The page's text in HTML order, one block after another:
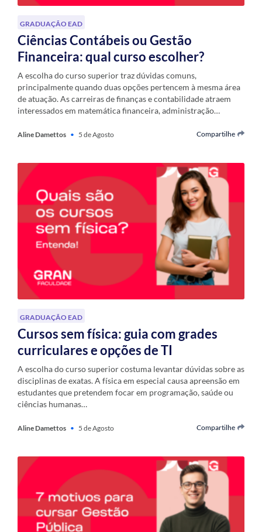
GRADUAÇÃO EAD
Ciências Contábeis ou Gestão
Financeira: qual curso escolher?
A escolha do curso superior traz dúvidas comuns,
principalmente quando duas opções pertencem à mesma área
de atuação. As carreiras de finanças e contabilidade atraem
interessados em matemática financeira, administração…
Aline Damettos • 5 de Agosto Compartilhe
GRADUAÇÃO EAD
Cursos sem física: guia com grades
curriculares e opções de TI
A escolha do curso superior costuma levantar dúvidas sobre as
disciplinas de exatas. A física em especial causa apreensão em
estudantes que pretendem focar em programação, saúde ou
ciências humanas…
Aline Damettos • 5 de Agosto Compartilhe